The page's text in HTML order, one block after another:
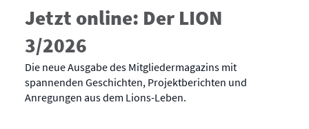
Jetzt online: Der LION
3/2026
Die neue Ausgabe des Mitgliedermagazins mit
spannenden Geschichten, Projektberichten und
Anregungen aus dem Lions-Leben.